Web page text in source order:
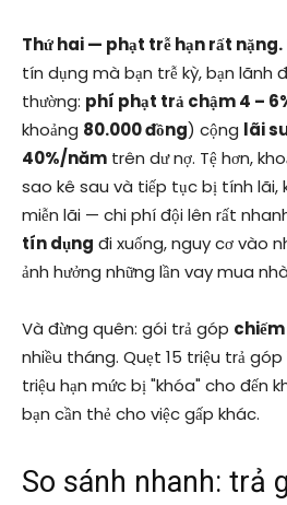
Thứ hai — phạt trễ hạn rất nặng.
tín dụng mà bạn trễ kỳ, bạn lãnh
thường: phí phạt trả chậm 4 –
khoảng 80.000 đồng) cộng lãi
40%/năm trên dư nợ. Tệ hơn,
sao kê sau và tiếp tục bị tính lãi,
miễn lãi — chi phí đội lên rất
tín dụng đi xuống, nguy cơ vào
ảnh hưởng những lần vay mua
Và đừng quên: gói trả góp
nhiều tháng. Quẹt 15 triệu trả
triệu hạn mức bị "khóa" cho đến
bạn cần thẻ cho việc gấp khác.
So sánh nhanh: trả